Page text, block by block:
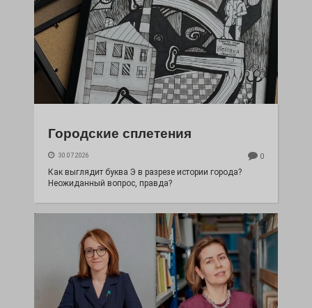
Городские сплетения
30.07.2026 0
Как выглядит буква Э в разрезе истории города?
Неожиданный вопрос, правда?